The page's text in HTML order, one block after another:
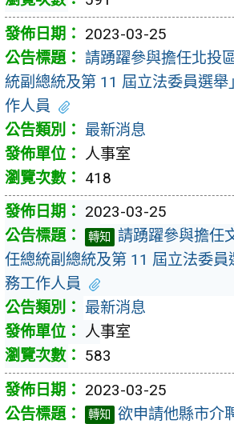
2023-03-25
請踴躍參與擔任北投
統副總統及第 11 屆立法委員選
作人員
最新消息
人事室
418
2023-03-25
轉知
請踴躍參與擔任
任總統副總統及第 11 屆立法委
務工作人員
最新消息
人事室
583
2023-03-25
轉知
欲申請他縣市介